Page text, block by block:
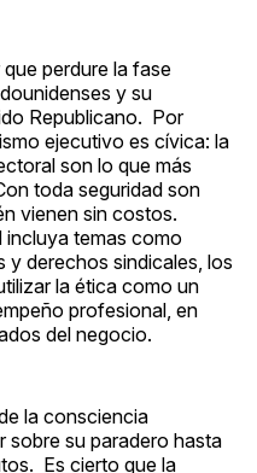
perdure la fase
y su
Republicano. Por
ejecutivo es cívica: la
son lo que más
toda seguridad son
vienen sin costos.
incluya temas como
y derechos sindicales, los
la ética como un
profesional, en
del negocio.
la consciencia
sobre su paradero hasta
Es cierto que la